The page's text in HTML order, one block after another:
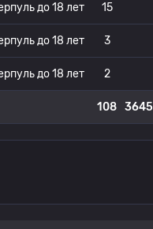
до 18 лет 15
до 18 лет 3
до 18 лет 2
108 3645